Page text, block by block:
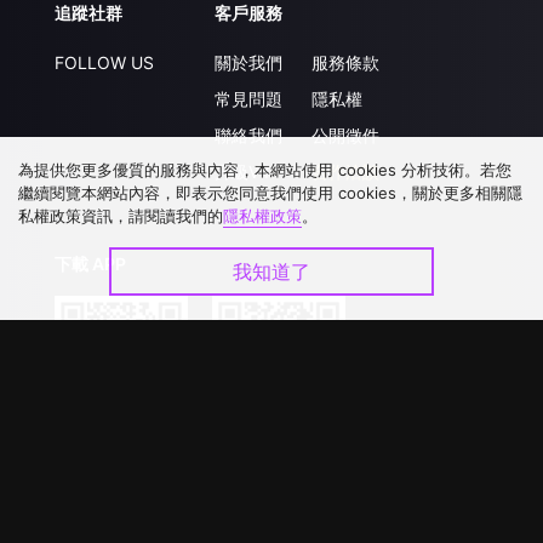
追蹤社群
FOLLOW US
客戶服務
關於我們
常見問題
聯絡我們
升級VIP
服務條款
隱私權
公開徵件
合作洽談
為提供您更多優質的服務與內容，本網站使用 cookies 分析技術。若您
繼續閱覽本網站內容，即表示您同意我們使用 cookies，關於更多相關隱
私權政策資訊，請閱讀我們的隱私權政策。
我知道了